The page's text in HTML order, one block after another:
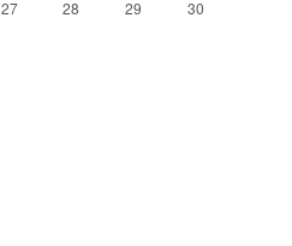
27 28 29
30